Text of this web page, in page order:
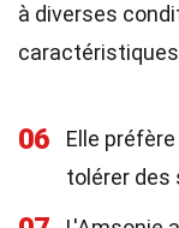
à diverses
06
Elle
tolérer des